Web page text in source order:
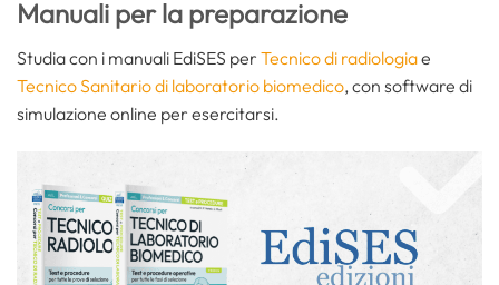
Manuali per la preparazione
Studia con i manuali EdiSES per Tecnico di radiologiae
Tecnico Sanitario di laboratorio biomedico, con software di
simulazione online per esercitarsi.